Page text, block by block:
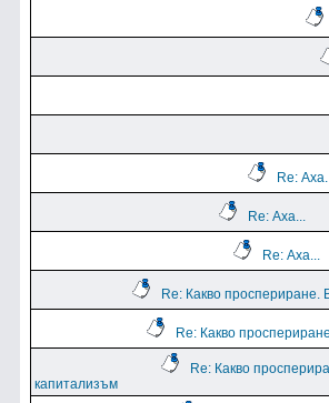
Re:
Re: Аха...
Re: Аха...
Re: Какво проспериране.
Re: Какво
Re: Какво
капитализъм